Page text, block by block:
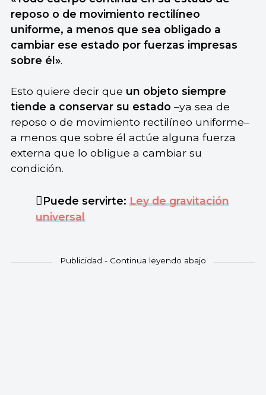
reposo o de movimiento rectilíneo
uniforme, a menos que sea obligado a
cambiar ese estado por fuerzas impresas
sobre él».
Esto quiere decir que un objeto siempre
tiende a conservar su estado –ya sea de
reposo o de movimiento rectilíneo uniforme–
a menos que sobre él actúe alguna fuerza
externa que lo obligue a cambiar su
condición.
Puede servirte:Ley de gravitación
universal